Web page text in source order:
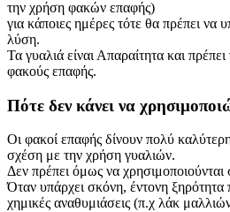
την χρήση φακών επαφής)
για κάποιες ημέρες τότε θα πρέπει να
λύση.
Τα γυαλιά είναι Απαραίτητα και
φακούς επαφής.
Πότε δεν κάνει να
Οι φακοί επαφής δίνουν πολύ
σχέση με την χρήση γυαλιών.
Δεν πρέπει όμως να
Όταν υπάρχει σκόνη, έντονη ξηρότητα
χημικές αναθυμιάσεις (π.χ λάκ